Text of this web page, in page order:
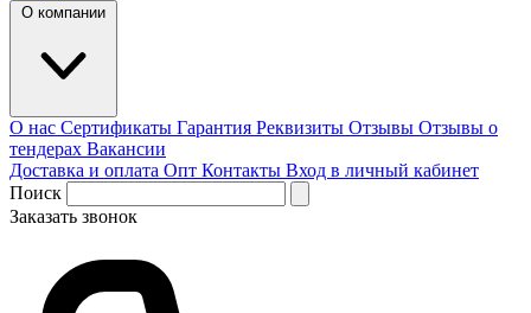
О компании
О нас Сертификаты Гарантия Реквизиты Отзывы Отзывы о
тендерах Вакансии
Доставка и оплата Опт Контакты Вход в личный кабинет
Поиск
Заказать звонок